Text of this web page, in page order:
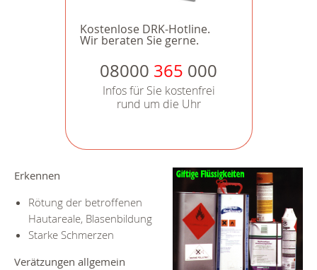
Kostenlose DRK-Hotline.
Wir beraten Sie gerne.
08000 365 000
Infos für Sie kostenfrei
rund um die Uhr
Erkennen
Rötung der betroffenen
Hautareale, Blasenbildung
Starke Schmerzen
Verätzungen allgemein